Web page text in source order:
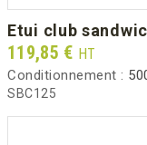
etui club
Prix
119,85 € HT
Conditionnement :
SBC125